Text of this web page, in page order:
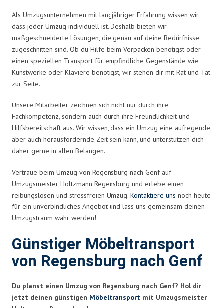
Als Umzugsunternehmen mit langjähriger Erfahrung wissen wir,
dass jeder Umzug individuell ist. Deshalb bieten wir
maßgeschneiderte Lösungen, die genau auf deine Bedürfnisse
zugeschnitten sind. Ob du Hilfe beim Verpacken benötigst oder
einen speziellen Transport für empfindliche Gegenstände wie
Kunstwerke oder Klaviere benötigst, wir stehen dir mit Rat und Tat
zur Seite.
Unsere Mitarbeiter zeichnen sich nicht nur durch ihre
Fachkompetenz, sondern auch durch ihre Freundlichkeit und
Hilfsbereitschaft aus. Wir wissen, dass ein Umzug eine aufregende,
aber auch herausfordernde Zeit sein kann, und unterstützen dich
daher gerne in allen Belangen.
Vertraue beim Umzug von Regensburg nach Genf auf
Umzugsmeister Holtzmann Regensburg und erlebe einen
reibungslosen und stressfreien Umzug. Kontaktiere uns noch heute
für ein unverbindliches Angebot und lass uns gemeinsam deinen
Umzugstraum wahr werden!
Günstiger Möbeltransport
von Regensburg nach Genf
Du planst einen Umzug von Regensburg nach Genf? Hol dir
jetzt deinen günstigen Möbeltransport mit Umzugsmeister